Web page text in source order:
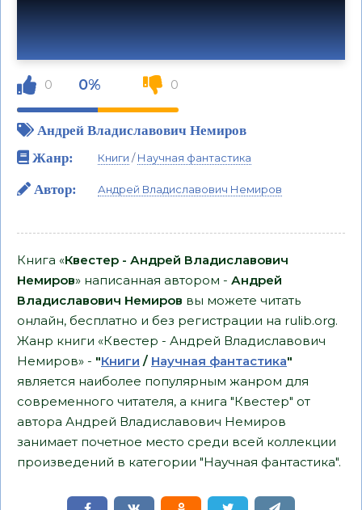
0 0% 0
Андрей Владиславович Немиров
Жанр:
Книги /Научная фантастика
Автор: Андрей Владиславович Немиров
Книга «Квестер - Андрей Владиславович
Немиров» написанная автором - Андрей
Владиславович Немиров вы можете читать
онлайн, бесплатно и без регистрации на rulib.org.
Жанр книги «Квестер - Андрей Владиславович
Немиров» - "Книги / Научная фантастика"
является наиболее популярным жанром для
современного читателя, а книга "Квестер" от
автора Андрей Владиславович Немиров
занимает почетное место среди всей коллекции
произведений в категории "Научная фантастика".